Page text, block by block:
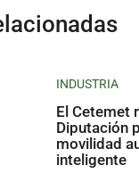
INDUSTRIA
El Cetemet
Diputación
movilidad
inteligente